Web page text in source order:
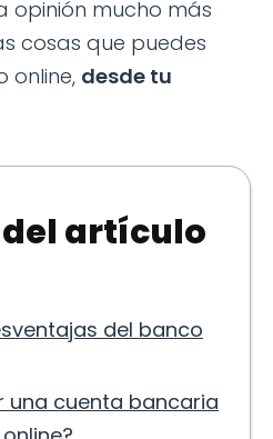
opinión mucho más
cosas que puedes
online, desde tu
artículo
del banco
una cuenta bancaria